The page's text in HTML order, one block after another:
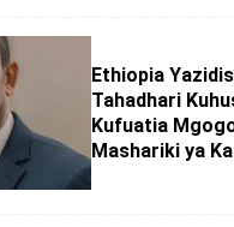
Ethiopia
Tahadhari
Kufuatia
Mashariki ya